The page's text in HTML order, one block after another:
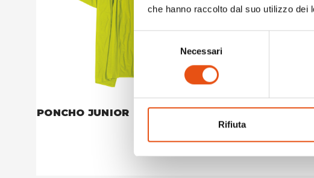
che hanno raccolto dal suo utilizzo dei
Necessari
Rifiuta
PONCHO JUNIOR
€17,90
PONCHO JUNIOR